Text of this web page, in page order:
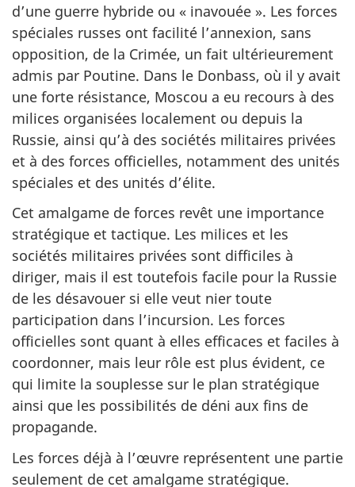
d’une guerre hybride ou « inavouée ». Les forces
spéciales russes ont facilité l’annexion, sans
opposition, de la Crimée, un fait ultérieurement
admis par Poutine. Dans le Donbass, où il y avait
une forte résistance, Moscou a eu recours à des
milices organisées localement ou depuis la
Russie, ainsi qu’à des sociétés militaires privées
et à des forces officielles, notamment des unités
spéciales et des unités d’élite.
Cet amalgame de forces revêt une importance
stratégique et tactique. Les milices et les
sociétés militaires privées sont difficiles à
diriger, mais il est toutefois facile pour la Russie
de les désavouer si elle veut nier toute
participation dans l’incursion. Les forces
officielles sont quant à elles efficaces et faciles à
coordonner, mais leur rôle est plus évident, ce
qui limite la souplesse sur le plan stratégique
ainsi que les possibilités de déni aux fins de
propagande.
Les forces déjà à l’œuvre représentent une partie
seulement de cet amalgame stratégique.